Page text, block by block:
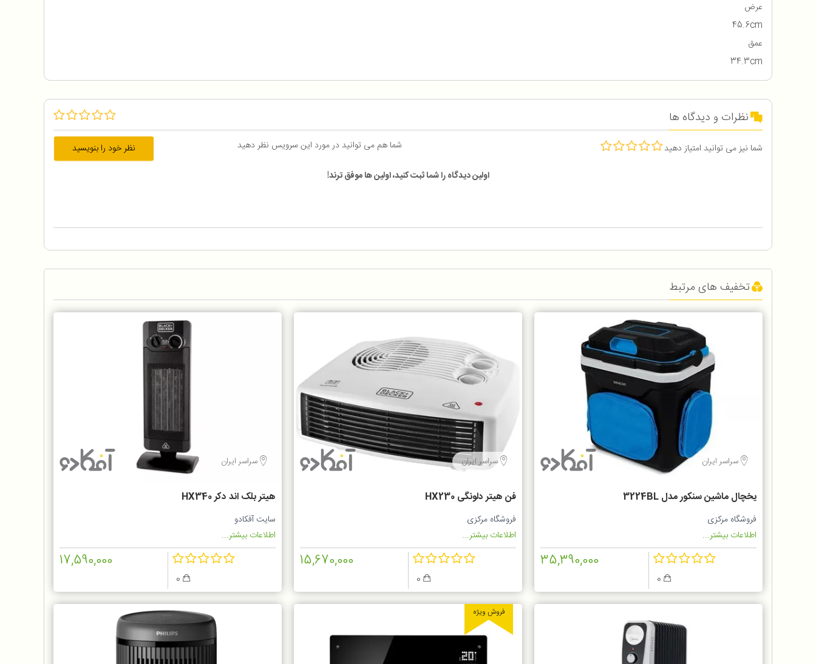
عرض
45.6cm
عمق
34.3cm
نظرات و دیدگاه ها
شما نیز می توانید امتیاز دهید شما هم می توانید در مورد این سرویس نظر دهید
نظر خود را بنویسید
اولین دیدگاه را شما ثبت کنید، اولین ها موفق ترند!
تخفیف های مرتبط
سراسر ایران
یخچال ماشین سنکور مدل 3224BL
فروشگاه مرکزی
اطلاعات بیشتر...
35,390,000
سراسر ایران
فن هیتر دلونگی HX230
فروشگاه مرکزی
اطلاعات بیشتر...
15,670,000
سراسر ایران
هیتر بلک اند دکر HX340
سایت آفکادو
اطلاعات بیشتر...
17,590,000
فروش ویژه